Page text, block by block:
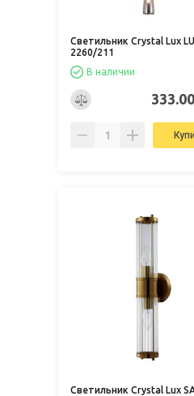
Светильник Crystal Lux
2260/211
В наличии
Светильник Crystal Lux